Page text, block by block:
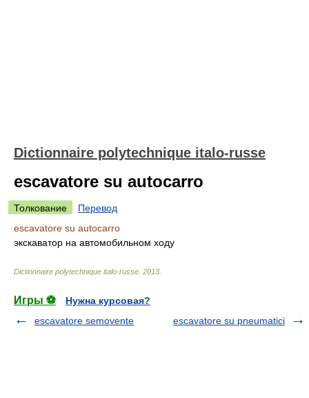
Dictionnaire polytechnique italo-russe
escavatore su autocarro
Толкование
Перевод
escavatore su autocarro
экскаватор на автомобильном ходу
Dictionnaire polytechnique italo-russe 2013
Игры ⚽
Нужна курсовая?
escavatore semovente
escavatore su pneumatici